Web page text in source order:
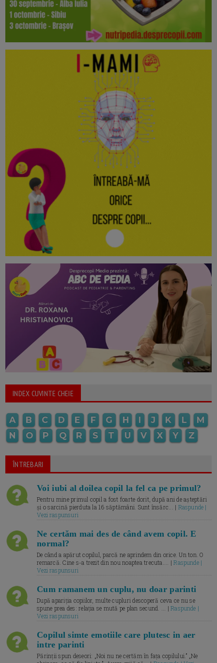
INDEX CUVINTE CHEIE
A B C D E F G H I J K L
M
N
O P Q R S T U V X Y Z
ÎNTREBARI
Voi iubi al doilea copil la fel ca pe primul?
Pentru mine primul copil a fost foarte dorit, după ani de așteptări
și o sarcină pierduta la 16 săptămâni. Sunt însărc... | Raspunde |
Vezi raspunsuri
Ne certăm mai des de când avem copil. E
normal?
De când a apărut copilul, parcă ne aprindem din orice. Un ton. O
remarcă. Cine s-a trezit din nou noaptea trecuta.... |Raspunde |
Vezi raspunsuri
Cum ramanem un cuplu, nu doar parinti
După apariția copiilor, multe cupluri descoperă ceva ce nu se
spune prea des: relația se mută pe plan secund. ... |Raspunde |
Vezi raspunsuri
Copilul simte emotiile care plutesc in aer
intre parinti
Părinții spun deseori: „Noi nu ne certăm în fața copilului.” „Ne